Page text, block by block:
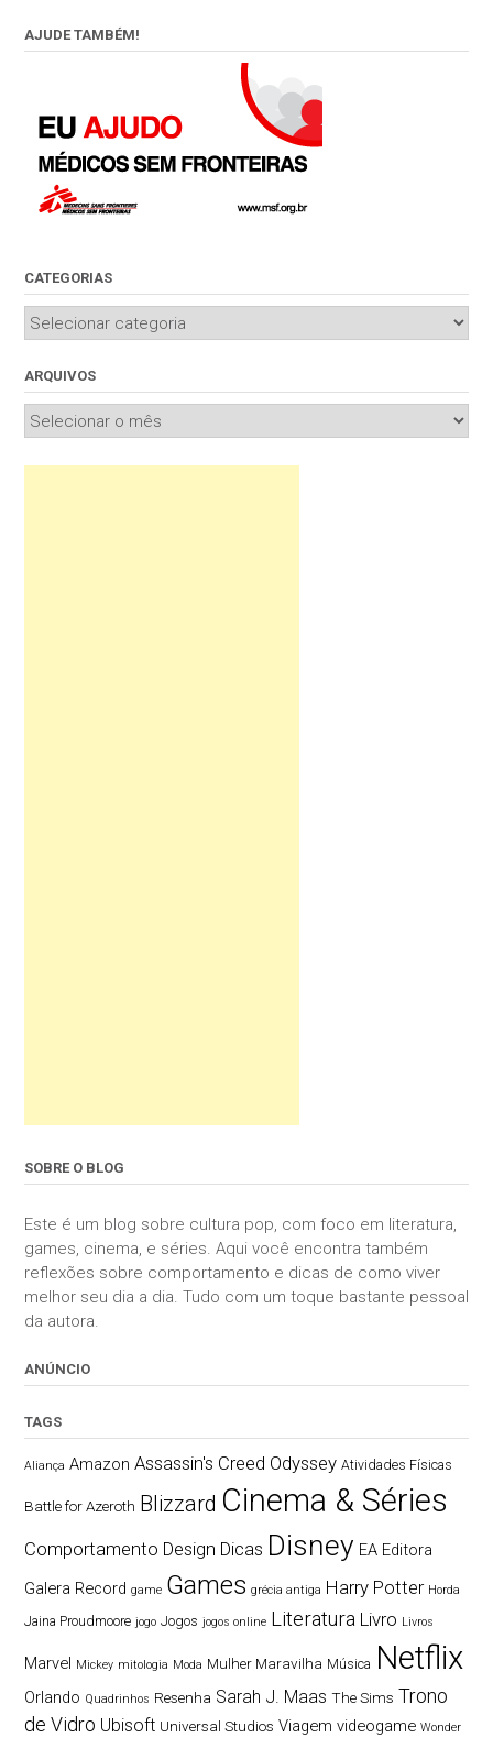
AJUDE TAMBÉM!
CATEGORIAS
Categorias
ARQUIVOS
Arquivos
SOBRE O BLOG
Este é um blog sobre cultura pop, com foco em literatura,
games, cinema, e séries. Aqui você encontra também
reflexões sobre comportamento e dicas de como viver
melhor seu dia a dia. Tudo com um toque bastante pessoal
da autora.
ANÚNCIO
TAGS
Aliança Amazon Assassin's Creed Odyssey Atividades Físicas
Battle for Azeroth Blizzard Cinema & Séries
Comportamento Design Dicas Disney EA Editora
Galera Record game Games grécia antiga Harry Potter Horda
Jaina Proudmoore jogo Jogos jogos online Literatura Livro Livros
Marvel Mickey mitologia Moda Mulher Maravilha Música Netflix
Orlando Quadrinhos Resenha Sarah J. Maas The Sims Trono
de Vidro Ubisoft Universal Studios Viagem videogame Wonder